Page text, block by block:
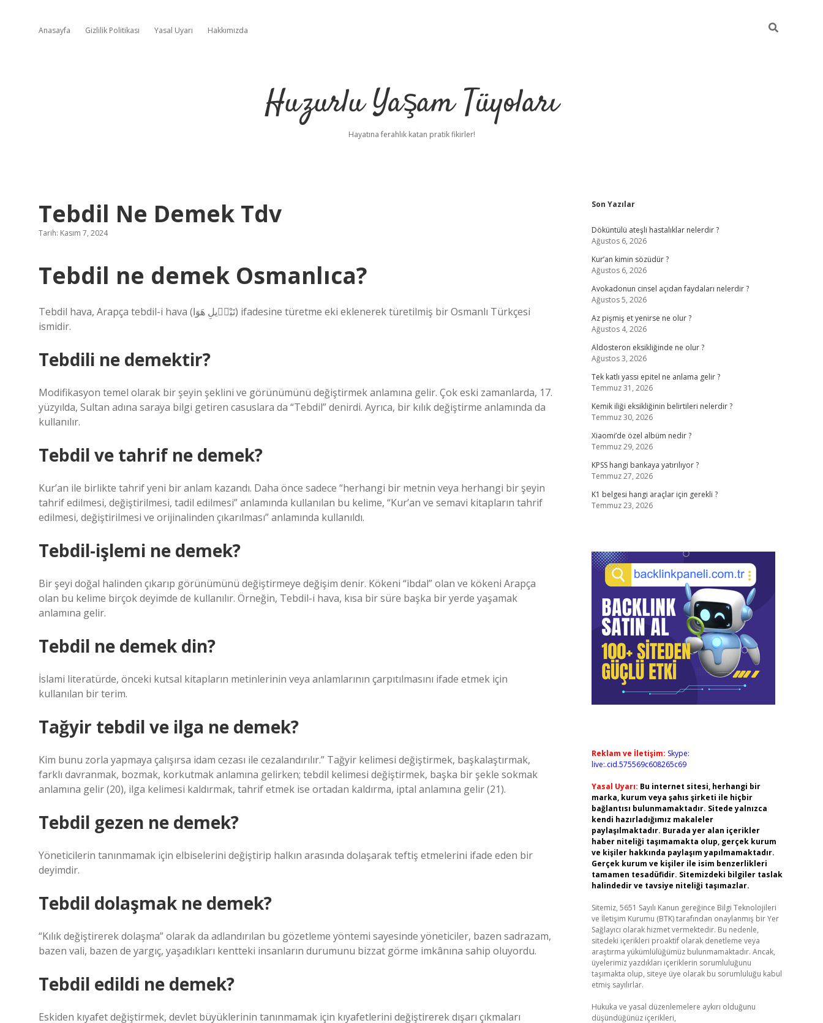
Anasayfa Gizlilik Politikası Yasal Uyarı Hakkımızda
Huzurlu Yaşam Tüyoları
Hayatına ferahlık katan pratik fikirler!
Tebdil Ne Demek Tdv
Tarih: Kasım 7, 2024
Tebdil ne demek Osmanlıca?
Tebdil hava, Arapça tebdil-i hava (تَبْد۪يلِ هَوَا) ifadesine türetme eki eklenerek türetilmiş bir Osmanlı Türkçesi
ismidir.
Tebdili ne demektir?
Modifikasyon temel olarak bir şeyin şeklini ve görünümünü değiştirmek anlamına gelir. Çok eski zamanlarda, 17.
yüzyılda, Sultan adına saraya bilgi getiren casuslara da “Tebdil” denirdi. Ayrıca, bir kılık değiştirme anlamında da
kullanılır.
Tebdil ve tahrif ne demek?
Kur’an ile birlikte tahrif yeni bir anlam kazandı. Daha önce sadece “herhangi bir metnin veya herhangi bir şeyin
tahrif edilmesi, değiştirilmesi, tadil edilmesi” anlamında kullanılan bu kelime, “Kur’an ve semavi kitapların tahrif
edilmesi, değiştirilmesi ve orijinalinden çıkarılması” anlamında kullanıldı.
Tebdil-işlemi ne demek?
Bir şeyi doğal halinden çıkarıp görünümünü değiştirmeye değişim denir. Kökeni “ibdal” olan ve kökeni Arapça
olan bu kelime birçok deyimde de kullanılır. Örneğin, Tebdil-i hava, kısa bir süre başka bir yerde yaşamak
anlamına gelir.
Tebdil ne demek din?
İslami literatürde, önceki kutsal kitapların metinlerinin veya anlamlarının çarpıtılmasını ifade etmek için
kullanılan bir terim.
Tağyir tebdil ve ilga ne demek?
Kim bunu zorla yapmaya çalışırsa idam cezası ile cezalandırılır.” Tağyir kelimesi değiştirmek, başkalaştırmak,
farklı davranmak, bozmak, korkutmak anlamına gelirken; tebdil kelimesi değiştirmek, başka bir şekle sokmak
anlamına gelir (20), ilga kelimesi kaldırmak, tahrif etmek ise ortadan kaldırma, iptal anlamına gelir (21).
Tebdil gezen ne demek?
Yöneticilerin tanınmamak için elbiselerini değiştirip halkın arasında dolaşarak teftiş etmelerini ifade eden bir
deyimdir.
Tebdil dolaşmak ne demek?
“Kılık değiştirerek dolaşma” olarak da adlandırılan bu gözetleme yöntemi sayesinde yöneticiler, bazen sadrazam,
bazen vali, bazen de yargıç, yaşadıkları kentteki insanların durumunu bizzat görme imkânına sahip oluyordu.
Tebdil edildi ne demek?
Eskiden kıyafet değiştirmek, devlet büyüklerinin tanınmamak için kıyafetlerini değiştirerek dışarı çıkmaları
Sidebar
Son Yazılar
Döküntülü ateşli hastalıklar nelerdir ?
Ağustos 6, 2026
Kur’an kimin sözüdür ?
Ağustos 6, 2026
Avokadonun cinsel açıdan faydaları nelerdir ?
Ağustos 5, 2026
Az pişmiş et yenirse ne olur ?
Ağustos 4, 2026
Aldosteron eksikliğinde ne olur ?
Ağustos 3, 2026
Tek katlı yassı epitel ne anlama gelir ?
Temmuz 31, 2026
Kemik iliği eksikliğinin belirtileri nelerdir ?
Temmuz 30, 2026
Xiaomi’de özel albüm nedir ?
Temmuz 29, 2026
KPSS hangi bankaya yatırılıyor ?
Temmuz 27, 2026
K1 belgesi hangi araçlar için gerekli ?
Temmuz 23, 2026
Reklam ve İletişim: Skype:
live:.cid.575569c608265c69
Yasal Uyarı: Bu internet sitesi, herhangi bir
marka, kurum veya şahıs şirketi ile hiçbir
bağlantısı bulunmamaktadır. Sitede yalnızca
kendi hazırladığımız makaleler
paylaşılmaktadır. Burada yer alan içerikler
haber niteliği taşımamakta olup, gerçek kurum
ve kişiler hakkında paylaşım yapılmamaktadır.
Gerçek kurum ve kişiler ile isim benzerlikleri
tamamen tesadüfidir. Sitemizdeki bilgiler taslak
halindedir ve tavsiye niteliği taşımazlar.
Sitemiz, 5651 Sayılı Kanun gereğince Bilgi Teknolojileri
ve İletişim Kurumu (BTK) tarafından onaylanmış bir Yer
Sağlayıcı olarak hizmet vermektedir. Bu nedenle,
sitedeki içerikleri proaktif olarak denetleme veya
araştırma yükümlülüğümüz bulunmamaktadır. Ancak,
üyelerimiz yazdıkları içeriklerin sorumluluğunu
taşımakta olup, siteye üye olarak bu sorumluluğu kabul
etmiş sayılırlar.
Hukuka ve yasal düzenlemelere aykırı olduğunu
düşündüğünüz içerikleri,